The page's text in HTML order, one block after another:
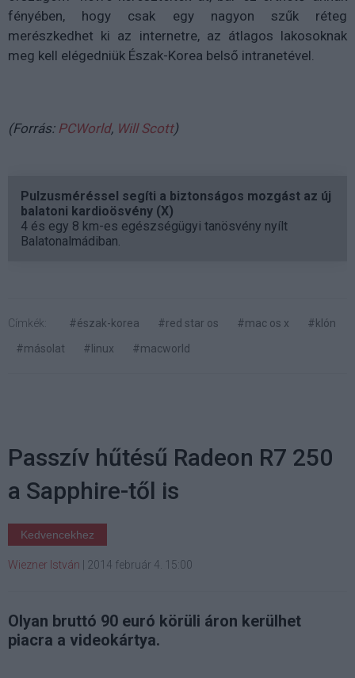
fényében, hogy csak egy nagyon szűk réteg
merészkedhet ki az internetre, az átlagos lakosoknak
meg kell elégedniük Észak-Korea belső intranetével.
(Forrás: PCWorld, Will Scott)
Pulzusméréssel segíti a biztonságos mozgást az új
balatoni kardioösvény (X)
4 és egy 8 km-es egészségügyi tanösvény nyílt
Balatonalmádiban.
Címkék: #észak-korea #red star os #mac os x
#klón
#másolat
#linux #macworld
Passzív hűtésű Radeon R7 250
a Sapphire-től is
Kedvencekhez
Wiezner István | 2014 február 4. 15:00
Olyan bruttó 90 euró körüli áron kerülhet
piacra a videokártya.